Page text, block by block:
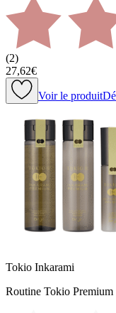
(2)
27,62€
Voir le produit
Tokio Inkarami
Routine Tokio Premium